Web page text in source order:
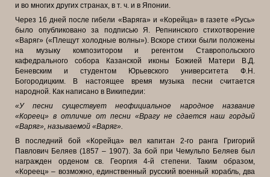
и во многих других странах, в т. ч. и в Японии.
Через 16 дней после гибели «Варяга» и «Корейца» в газете «Русь»
было опубликовано за подписью Я. Репнинского стихотворение
«Варяг» («Плещут холодные волны»). Вскоре стихи были положены
на музыку композитором и регентом Ставропольского
кафедрального собора Казанской иконы Божией Матери В.Д.
Беневским и студентом Юрьевского университета Ф.Н.
Богородицким. В настоящее время музыка песни считается
народной. Как написано в Википедии:
«У песни существует неофициальное народное название
«Кореец» в отличие от песни «Врагу не сдается наш гордый
«Варяг», называемой «Варяг».
В последний бой «Корейца» вел капитан 2-го ранга Григорий
Павлович Беляев (1857 – 1907). За бой при Чемульпо Беляев был
награжден орденом св. Георгия 4-й степени. Таким образом,
«Кореец» – возможно, единственный русский военный корабль, два